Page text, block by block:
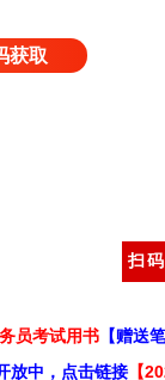
获取
扫
员考试用书 【赠送
放中，点击链接 【